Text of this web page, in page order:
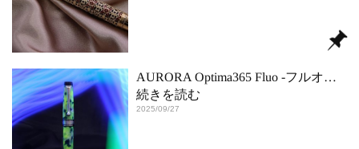
AURORA Optima365 Fluo -フルオ…
続きを読む
2025/09/27